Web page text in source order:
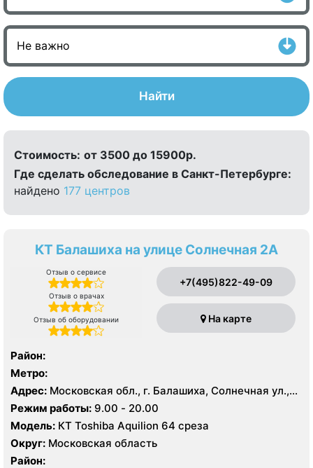
Найти
Стоимость: от 3500 до 15900р.
Где сделать обследование в Санкт-Петербурге:
найдено 177 центров
КТ Балашиха на улице Солнечная 2А
Отзыв о сервисе
Отзыв о врачах
Отзыв об оборудовании
+7(495)822-49-09
На карте
Район:
Метро:
Адрес: Московская обл., г. Балашиха, Солнечная ул.,
2А
Режим работы: 9.00 - 20.00
Модель: КТ Toshiba Aquilion 64 среза
Округ: Московская область
Район: